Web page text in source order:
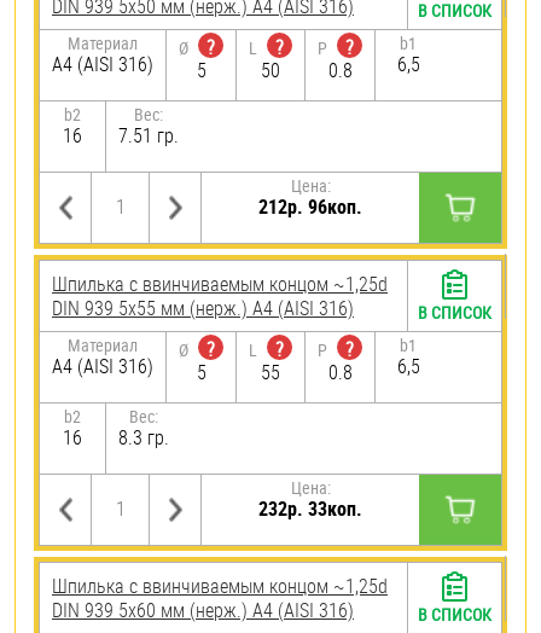
DIN 939 5х50 мм (нерж.) A4 (AISI 316)
Материал
A4 (AISI 316)
Ø
?
5
L
?
50
P
?
0.8
b1
6,5
b2
16
Вес:
7.51 гр.
Цена:
212р. 96коп.
В СПИСОК
Шпилька c ввинчиваемым концом ~1,25d
DIN 939 5х55 мм (нерж.) A4 (AISI 316)
Материал
A4 (AISI 316)
Ø
?
5
L
?
55
P
?
0.8
b1
6,5
b2
16
Вес:
8.3 гр.
Цена:
232р. 33коп.
В СПИСОК
Шпилька c ввинчиваемым концом ~1,25d
DIN 939 5х60 мм (нерж.) A4 (AISI 316)
В СПИСОК